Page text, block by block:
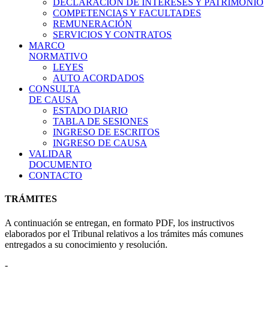
DECLARACION DE INTERESES Y PATRIMONIO
COMPETENCIAS Y FACULTADES
REMUNERACIÓN
SERVICIOS Y CONTRATOS
MARCO
NORMATIVO
LEYES
AUTO ACORDADOS
CONSULTA
DE CAUSA
ESTADO DIARIO
TABLA DE SESIONES
INGRESO DE ESCRITOS
INGRESO DE CAUSA
VALIDAR
DOCUMENTO
CONTACTO
TRÁMITES
A continuación se entregan, en formato PDF, los instructivos
elaborados por el Tribunal relativos a los trámites más comunes
entregados a su conocimiento y resolución.
-